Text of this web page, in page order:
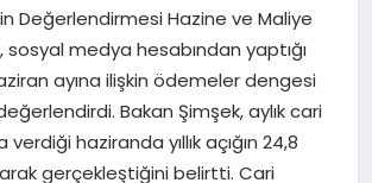
Değerlendirmesi Hazine ve Maliye
sosyal medya hesabından yaptığı
ayına ilişkin ödemeler dengesi
Bakan Şimşek, aylık cari
haziranda yıllık açığın 24,8
gerçekleştiğini belirtti. Cari